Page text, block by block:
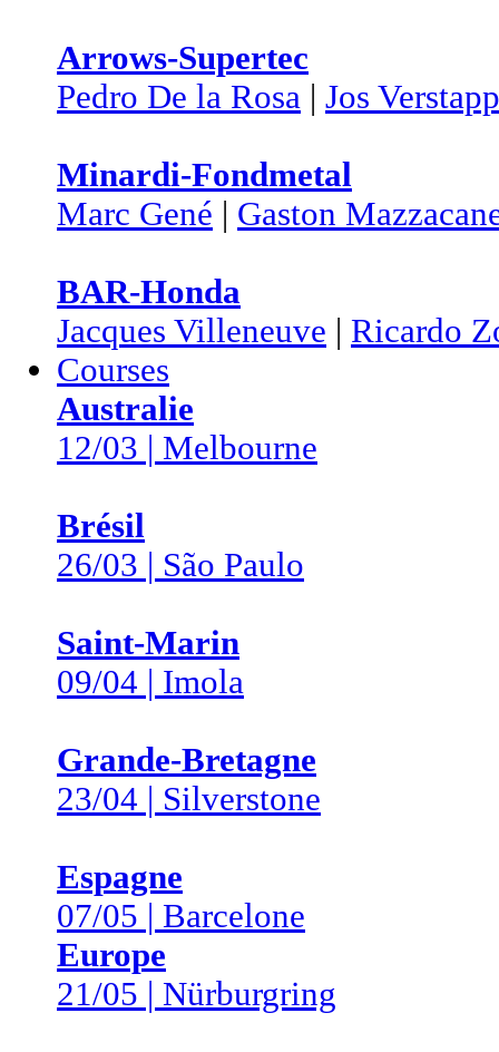
Arrows-Supertec
Pedro De la Rosa
Jos
Minardi-Fondmetal
Marc Gené
Gaston
BAR-Honda
Jacques Villeneuve
Ricardo
Courses
Australie
12/03 | Melbourne
Brésil
26/03 | São Paulo
Saint-Marin
09/04 | Imola
Grande-Bretagne
23/04 | Silverstone
Espagne
07/05 | Barcelone
Europe
21/05 | Nürburgring